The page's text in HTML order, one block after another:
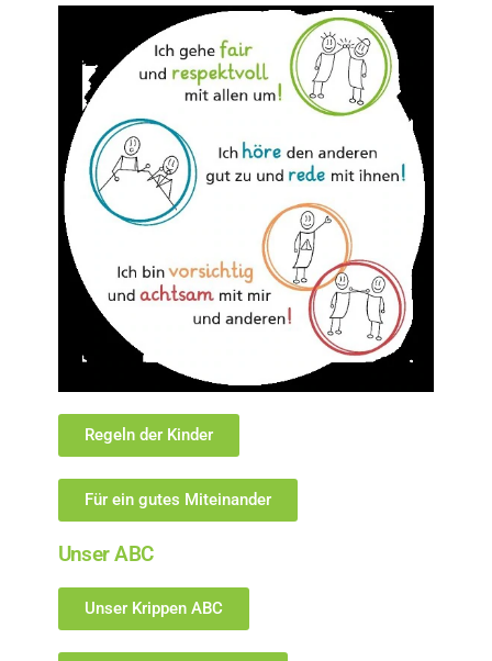
Regeln der Kinder
Für ein gutes Miteinander
Unser ABC
Unser Krippen ABC